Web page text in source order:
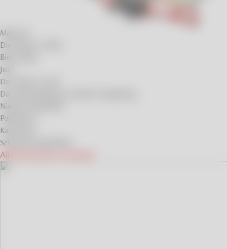
Masuren
Die Region Lublin
Bieszczady
Jura
Das Glatzer Land
Das Riesengebirge und das Isergebirge
Niederen Beskiden
Podlachien
Kaschubei
Schlesische Beskiden
Alle Reiseideen anzeigen